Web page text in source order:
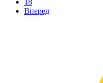
18
Вперед